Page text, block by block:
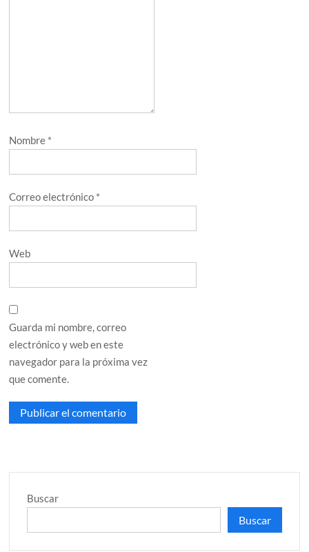
Nombre *
Correo electrónico *
Web
Guarda mi nombre, correo
electrónico y web en este
navegador para la próxima vez
que comente.
Buscar
Buscar